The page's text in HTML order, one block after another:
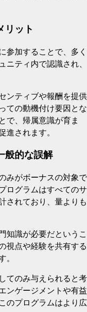
リット
参加することで、多く
ニティ内で認識され、
ンティブや報酬を提供
ての動機付け要因とな
で、帰属意識が育ま
進されます。
般的な誤解
みがボーナスの対象で
ログラムはすべてのサ
されており、量よりも
知識が必要だというこ
視点や経験を共有する
。
てのみ与えられると考
ンゲージメントや有益
のプログラムはより広